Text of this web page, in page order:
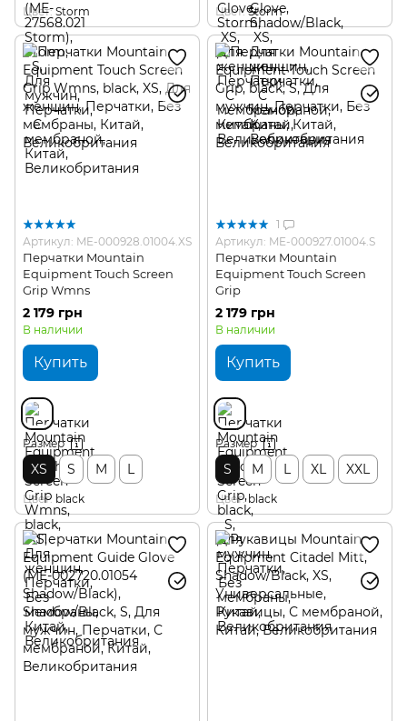
Цвет Storm Цвет Storm
Артикул: ME-000928.01004.XS
Перчатки Mountain
Equipment Touch Screen
Grip Wmns
2 179 грн
В наличии
Купить
Размер
XS S M L
Цвет black
1
Артикул: ME-000927.01004.S
Перчатки Mountain
Equipment Touch Screen
Grip
2 179 грн
В наличии
Купить
Размер
S M L XL XXL
Цвет black